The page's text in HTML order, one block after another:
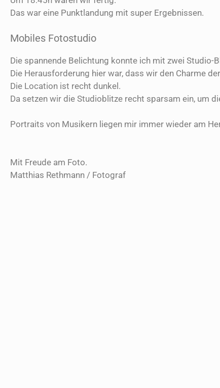
Das war eine Punktlandung mit super Ergebnissen.
Mobiles Fotostudio
Die spannende Belichtung konnte ich mit zwei Studio-
Die Herausforderung hier war, dass wir den Charme
Die Location ist recht dunkel.
Da setzen wir die Studioblitze recht sparsam ein, um
Portraits von Musikern liegen mir immer wieder am
Mit Freude am Foto.
Matthias Rethmann / Fotograf